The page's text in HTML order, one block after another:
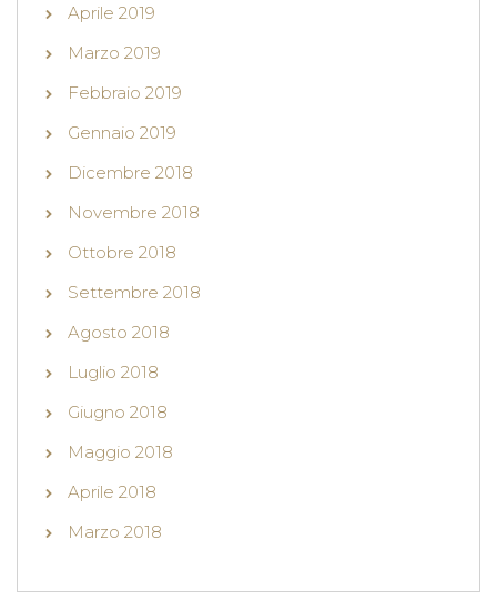
Aprile 2019
Marzo 2019
Febbraio 2019
Gennaio 2019
Dicembre 2018
Novembre 2018
Ottobre 2018
Settembre 2018
Agosto 2018
Luglio 2018
Giugno 2018
Maggio 2018
Aprile 2018
Marzo 2018